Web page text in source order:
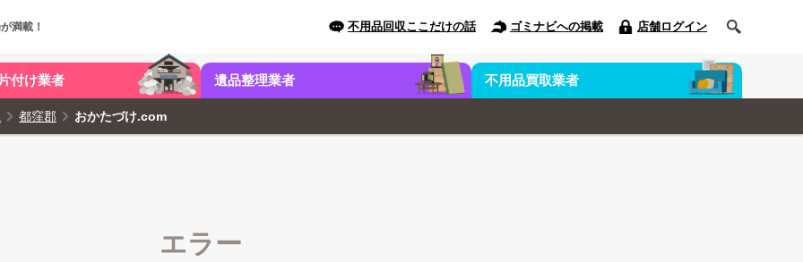
満載！ 不用品回収ここだけの話 ゴミナビへの掲載 店舗ログイン
付け業者 遺品整理業者 不用品買取業者
都窪郡 おかたづけ.com
エラー